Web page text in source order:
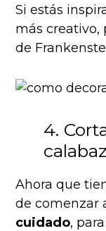
Si estás
más creativo,
de
4.
Ahora que
de comenzar
cuidado,